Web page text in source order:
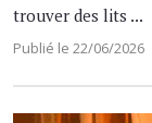
trouver des lits ...
Publié le 22/06/2026